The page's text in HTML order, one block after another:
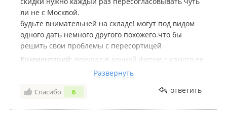
ли не с Москвой.
будьте внимательней на складе! могут под видом
одного дать немного другого похожего.что бы
решить свои проблемы с пересортицей
Комментарий: покупал в данной фирме с самого ее
появления во Владивостоке, когда она находилась
на Военном шоссе. потом на Бородинской, потом на
Снеговой по первому адресу, потом на Снеговой по
Развернуть
Спасибо 6 ответить